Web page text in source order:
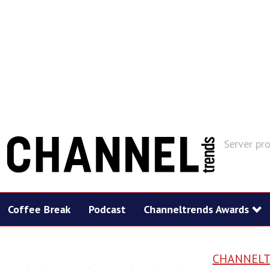
Server
Coffee Break Podcast Channeltrends Awards